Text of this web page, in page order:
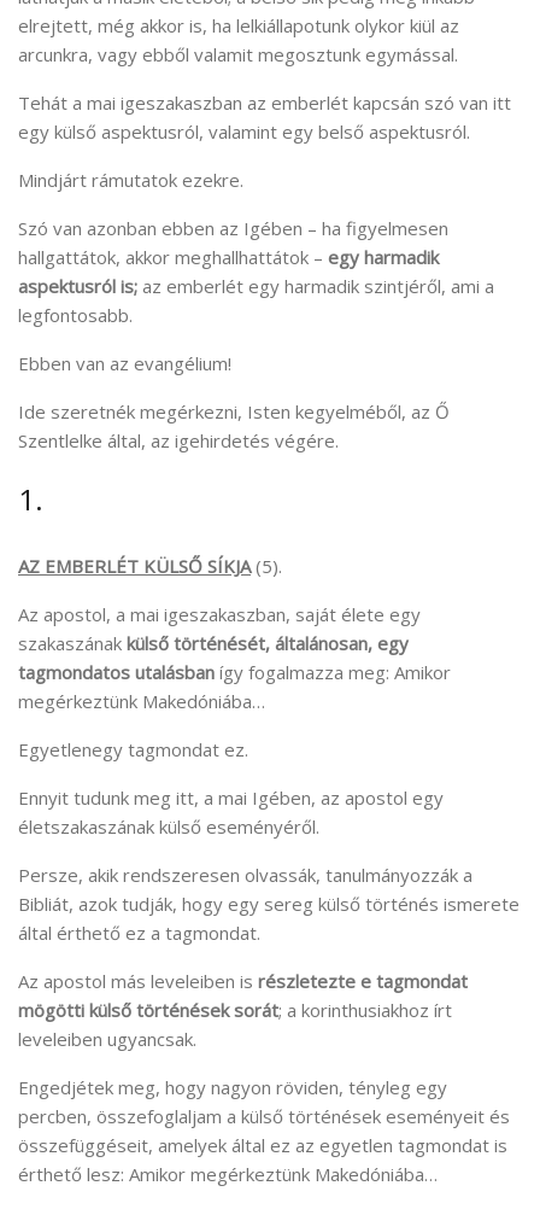
elrejtett, még akkor is, ha lelkiállapotunk olykor kiül az
arcunkra, vagy ebből valamit megosztunk egymással.
Tehát a mai igeszakaszban az emberlét kapcsán szó van itt
egy külső aspektusról, valamint egy belső aspektusról.
Mindjárt rámutatok ezekre.
Szó van azonban ebben az Igében – ha figyelmesen
hallgattátok, akkor meghallhattátok – egy harmadik
aspektusról is; az emberlét egy harmadik szintjéről, ami a
legfontosabb.
Ebben van az evangélium!
Ide szeretnék megérkezni, Isten kegyelméből, az Ő
Szentlelke által, az igehirdetés végére.
1.
AZ EMBERLÉT KÜLSŐ SÍKJA(5).
Az apostol, a mai igeszakaszban, saját élete egy
szakaszának külső történését, általánosan, egy
tagmondatos utalásban így fogalmazza meg: Amikor
megérkeztünk Makedóniába…
Egyetlenegy tagmondat ez.
Ennyit tudunk meg itt, a mai Igében, az apostol egy
életszakaszának külső eseményéről.
Persze, akik rendszeresen olvassák, tanulmányozzák a
Bibliát, azok tudják, hogy egy sereg külső történés ismerete
által érthető ez a tagmondat.
Az apostol más leveleiben is részletezte e tagmondat
mögötti külső történések sorát; a korinthusiakhoz írt
leveleiben ugyancsak.
Engedjétek meg, hogy nagyon röviden, tényleg egy
percben, összefoglaljam a külső történések eseményeit és
összefüggéseit, amelyek által ez az egyetlen tagmondat is
érthető lesz: Amikor megérkeztünk Makedóniába…